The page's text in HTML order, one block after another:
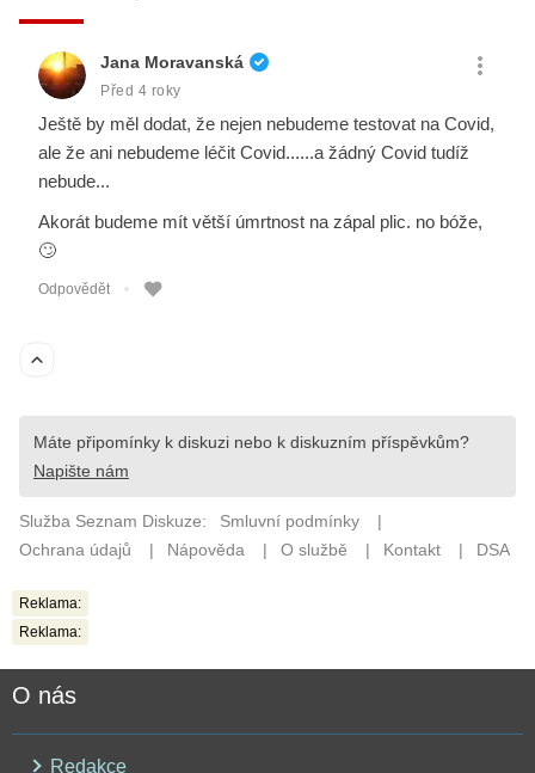
Reklama:
Reklama:
O nás
Redakce